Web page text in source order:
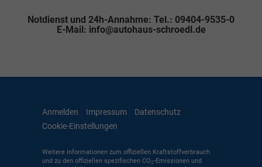
Notdienst und 24h-Annahme: Tel.: 09404-9535-0
E-Mail: info@autohaus-schroedl.de
Anmelden Impressum
Datenschutz
Cookie-Einstellungen
Weitere Informationen zum offiziellen Kraftstoffverbrauch
und zu den offiziellen spezifischen CO2-Emissionen und